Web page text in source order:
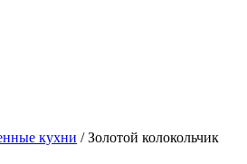
кухни / Золотой колокольчик